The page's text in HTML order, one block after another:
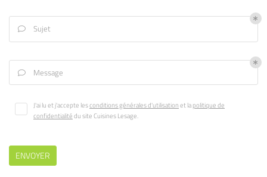
Accueil
Votre projet
de bain & dressing
UNE
 Sujet
 Message
J'ai lu et j'accepte lesconditions générales d'utilisationet lapolitique de
confidentialitédu siteCuisines Lesage.
ENVOYER